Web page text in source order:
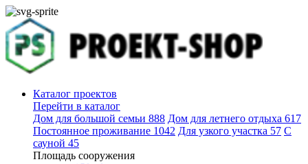
Каталог проектов
Перейти в каталог
Дом для большой семьи 888 Дом для летнего отдыха 617
Постоянное проживание 1042 Для узкого участка 57 С
сауной 45
Площадь сооружения